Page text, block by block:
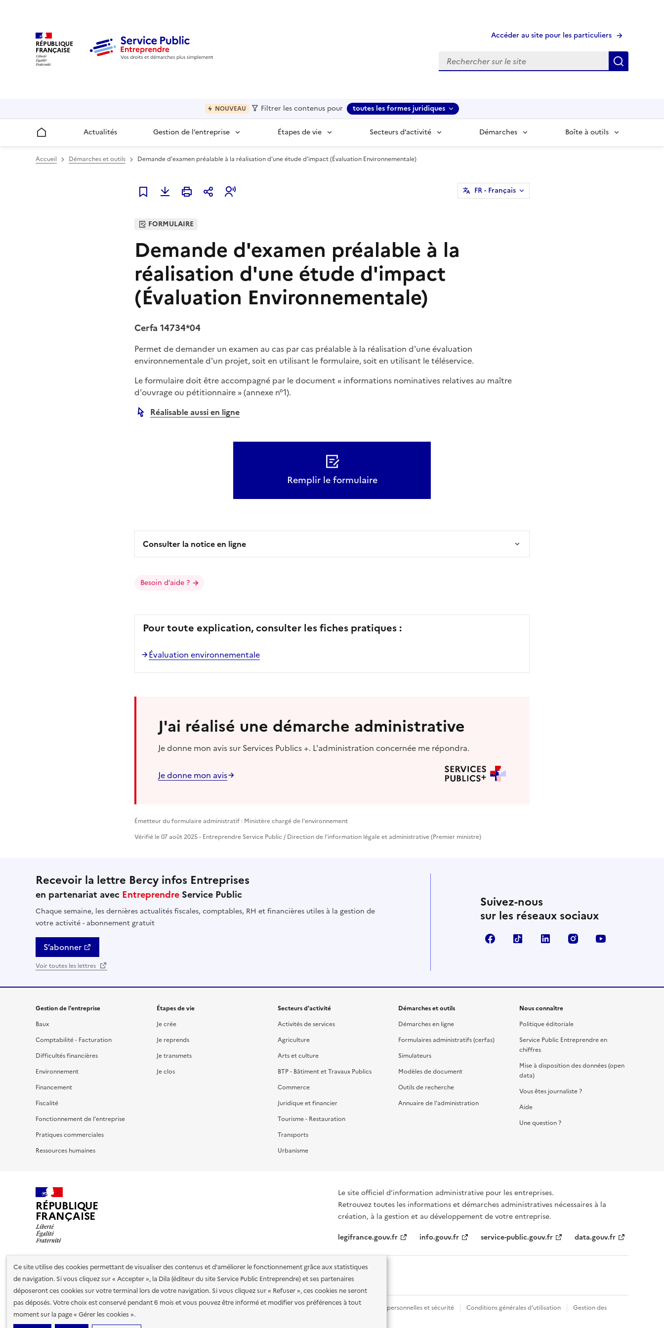
Ce site utilise des cookies permettant de visualiser des contenus et d'améliorer le fonctionnement grâce aux statistiques
de navigation. Si vous cliquez sur « Accepter », la Dila (éditeur du site Service Public Entreprendre) et ses partenaires
déposeront ces cookies sur votre terminal lors de votre navigation. Si vous cliquez sur « Refuser », ces cookies ne seront
pas déposés. Votre choix est conservé pendant 6 mois et vous pouvez être informé et modifier vos préférences à tout
moment sur la page « Gérer les cookies ».
RÉPUBLIQUE
FRANÇAISE
Accéder au site pour les particuliers
Recherche
NOUVEAU Filtrer les contenus pour toutes les formes juridiques
Accueil Actualités Gestion de l’entreprise Étapes de vie Secteurs d’activité Démarches Boîte à outils
Accueil Démarches et outils Demande d'examen préalable à la réalisation d'une étude d'impact (Évaluation Environnementale)
Ajouter à mes favoris
FR- Français
FORMULAIRE
Demande d'examen préalable à la
réalisation d'une étude d'impact
(Évaluation Environnementale)
Cerfa 14734*04
Permet de demander un examen au cas par cas préalable à la réalisation d'une évaluation
environnementale d'un projet, soit en utilisant le formulaire, soit en utilisant le téléservice.
Le formulaire doit être accompagné par le document « informations nominatives relatives au maître
d'ouvrage ou pétitionnaire » (annexe n°1).
Réalisable aussi en ligne
Remplir le formulaire
Consulter la notice en ligne
Besoin d’aide ?
Pour toute explication, consulter les fiches pratiques :
Évaluation environnementale
J'ai réalisé une démarche administrative
Je donne mon avis sur Services Publics +. L'administration concernée me répondra.
Je donne mon avis
Émetteur du formulaire administratif : Ministère chargé de l'environnement
Vérifié le 07 août 2025 - Entreprendre Service Public / Direction de l'information légale et administrative (Premier ministre)
Recevoir la lettre Bercy infos Entreprises
en partenariat avec Entreprendre Service Public
Chaque semaine, les dernières actualités fiscales, comptables, RH et financières utiles à la gestion de
votre activité - abonnement gratuit
S’abonner
Voir toutes les lettres
Suivez-nous
sur les réseaux sociaux
FacebookTikTok Linkedin Instagram
Gestion de l'entreprise
Baux
Comptabilité - Facturation
Difficultés financières
Environnement
Financement
Fiscalité
Fonctionnement de l'entreprise
Pratiques commerciales
Ressources humaines
Étapes de vie
Je crée
Je reprends
Je transmets
Je clos
Secteurs d'activité
Activités de services
Agriculture
Arts et culture
BTP - Bâtiment et Travaux Publics
Commerce
Juridique et financier
Tourisme - Restauration
Transports
Urbanisme
Démarches et outils
Démarches en ligne
Formulaires administratifs (cerfas)
Simulateurs
Modèles de document
Outils de recherche
Annuaire de l'administration
Nous connaître
Politique éditoriale
Service Public Entreprendre en
chiffres
Mise à disposition des données (open
data)
Vous êtes journaliste ?
Aide
Une question ?
RÉPUBLIQUE
FRANÇAISE
Le site officiel d’information administrative pour les entreprises.
Retrouvez toutes les informations et démarches administratives nécessaires à la
création, à la gestion et au développement de votre entreprise.
legifrance.gouv.fr
info.gouv.fr service-public.gouv.fr data.gouv.fr
Nos partenaires
Plan du site Accessibilité : totalement conforme Accessibilité des services en ligne Mentions légales Données personnelles et sécurité Conditions générales d'utilisation
Gestion des
cookies
Paramètres d'affichage